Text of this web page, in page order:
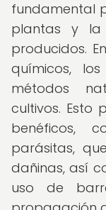
fundamental
plantas y la
producidos.
químicos,
métodos
cultivos. Esto
benéficos,
parásitas,
dañinas, así
uso de